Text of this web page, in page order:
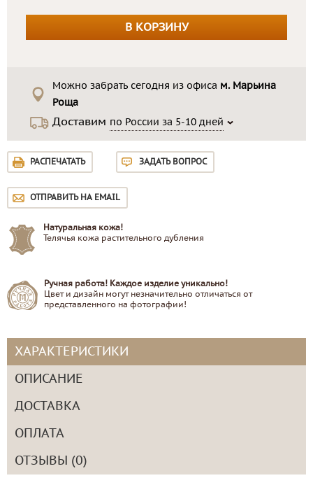
В КОРЗИНУ
Можно забрать сегодня из офиса м. Марьина
Роща
Доставим по России за 5-10 дней
РАСПЕЧАТАТЬ ЗАДАТЬ ВОПРОС
ОТПРАВИТЬ НА EMAIL
Натуральная кожа!
Телячья кожа растительного дубления
Ручная работа! Каждое изделие уникально!
Цвет и дизайн могут незначительно отличаться от
представленного на фотографии!
ХАРАКТЕРИСТИКИ
ОПИСАНИЕ
ДОСТАВКА
ОПЛАТА
ОТЗЫВЫ (0)